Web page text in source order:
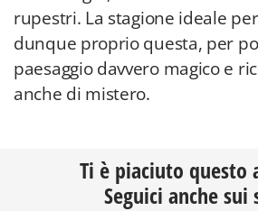
rupestri. La stagione ideale
dunque proprio questa, per
paesaggio davvero magico e
anche di mistero.
Ti è piaciuto questo
Seguici anche sui